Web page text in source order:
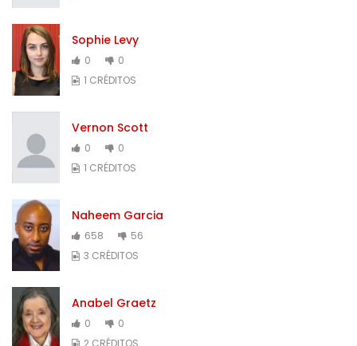
Sophie Levy
0
0
1 CRÉDITOS
Vernon Scott
0
0
1 CRÉDITOS
Naheem Garcia
658
56
3 CRÉDITOS
Anabel Graetz
0
0
2 CRÉDITOS